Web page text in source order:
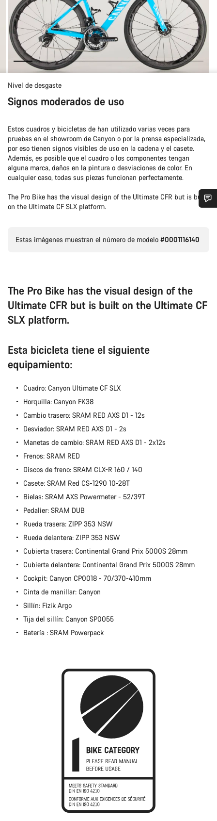
Nivel de desgaste
Signos moderados de uso
Estos cuadros y bicicletas de han utilizado varias veces para
pruebas en el showroom de Canyon o por la prensa especializada,
por eso tienen signos visibles de uso en la cadena y el casete.
Además, es posible que el cuadro o los componentes tengan
alguna marca, daños en la pintura o desviaciones de color. En
cualquier caso, todas sus piezas funcionan perfectamente.
The Pro Bike has the visual design of the Ultimate CFR but is built
on the Ultimate CF SLX platform.
Estas imágenes muestran el número de modelo #0001116140
The Pro Bike has the visual design of the
Ultimate CFR but is built on the Ultimate CF
SLX platform.
Esta bicicleta tiene el siguiente
equipamiento:
Cuadro: Canyon Ultimate CF SLX
Horquilla: Canyon FK38
Cambio trasero: SRAM RED AXS D1 - 12s
Desviador: SRAM RED AXS D1 - 2s
Manetas de cambio: SRAM RED AXS D1 - 2x12s
Frenos: SRAM RED
Discos de freno: SRAM CLX-R 160 / 140
Casete: SRAM Red CS-1290 10-28T
Bielas: SRAM AXS Powermeter - 52/39T
Pedalier: SRAM DUB
Rueda trasera: ZIPP 353 NSW
Rueda delantera: ZIPP 353 NSW
Cubierta trasera: Continental Grand Prix 5000S 28mm
Cubierta delantera: Continental Grand Prix 5000S 28mm
Cockpit: Canyon CP0018 - 70/370-410mm
Cinta de manillar: Canyon
Sillín: Fizik Argo
Tija del sillín: Canyon SP0055
Batería : SRAM Powerpack
Nuestros expertos estarán encantados de responder a tus
Cerrar